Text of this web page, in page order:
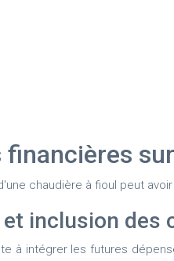
financières
chaudière à fioul peut
inclusion des
à intégrer les futures